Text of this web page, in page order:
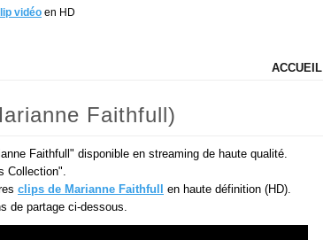
vidéo en HD
ACCUEIL
Faithfull)
Faithfull" disponible en streaming de haute qualité.
Collection".
clips de Marianne Faithfull
en haute définition (HD).
de partage ci-dessous.